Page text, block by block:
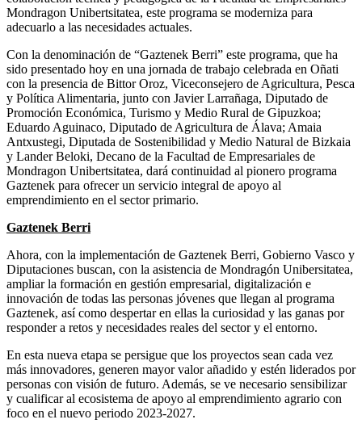
Mondragon Unibertsitatea, este programa se moderniza para
adecuarlo a las necesidades actuales.
Con la denominación de “Gaztenek Berri” este programa, que ha
sido presentado hoy en una jornada de trabajo celebrada en Oñati
con la presencia de Bittor Oroz, Viceconsejero de Agricultura, Pesca
y Política Alimentaria, junto con Javier Larrañaga, Diputado de
Promoción Económica, Turismo y Medio Rural de Gipuzkoa;
Eduardo Aguinaco, Diputado de Agricultura de Álava; Amaia
Antxustegi, Diputada de Sostenibilidad y Medio Natural de Bizkaia
y Lander Beloki, Decano de la Facultad de Empresariales de
Mondragon Unibertsitatea, dará continuidad al pionero programa
Gaztenek para ofrecer un servicio integral de apoyo al
emprendimiento en el sector primario.
Gaztenek Berri
Ahora, con la implementación de Gaztenek Berri, Gobierno Vasco y
Diputaciones buscan, con la asistencia de Mondragón Unibersitatea,
ampliar la formación en gestión empresarial, digitalización e
innovación de todas las personas jóvenes que llegan al programa
Gaztenek, así como despertar en ellas la curiosidad y las ganas por
responder a retos y necesidades reales del sector y el entorno.
En esta nueva etapa se persigue que los proyectos sean cada vez
más innovadores, generen mayor valor añadido y estén liderados por
personas con visión de futuro. Además, se ve necesario sensibilizar
y cualificar al ecosistema de apoyo al emprendimiento agrario con
foco en el nuevo periodo 2023-2027.